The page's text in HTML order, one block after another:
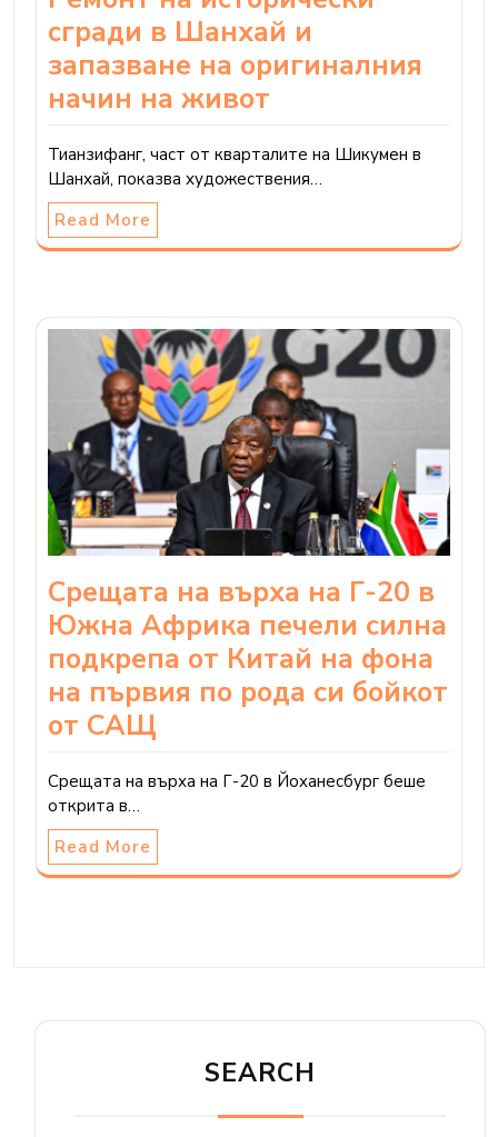
сгради в Шанхай и
запазване на оригиналния
начин на живот
Тианзифанг, част от кварталите на Шикумен в
Шанхай, показва художествения…
Read More
Срещата на върха на Г-20 в
Южна Африка печели силна
подкрепа от Китай на фона
на първия по рода си бойкот
от САЩ
Срещата на върха на Г-20 в Йоханесбург беше
открита в…
Read More
SEARCH